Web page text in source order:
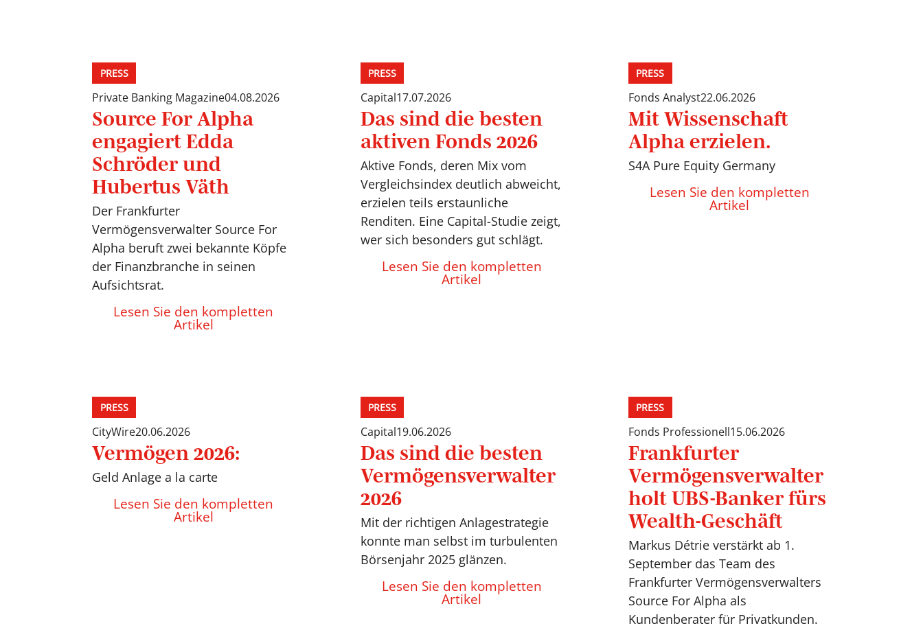
PRESS
Private Banking Magazine04.08.2026
Source For Alpha
engagiert Edda
Schröder und
Hubertus Väth
Der Frankfurter
Vermögensverwalter Source For
Alpha beruft zwei bekannte Köpfe
der Finanzbranche in seinen
Aufsichtsrat.
Lesen Sie den kompletten
Artikel
PRESS
Capital17.07.2026
Das sind die besten
aktiven Fonds 2026
Aktive Fonds, deren Mix vom
Vergleichsindex deutlich abweicht,
erzielen teils erstaunliche
Renditen. Eine Capital-Studie zeigt,
wer sich besonders gut schlägt.
Lesen Sie den kompletten
Artikel
PRESS
Fonds Analyst22.06.2026
Mit Wissenschaft
Alpha erzielen.
S4A Pure Equity Germany
Lesen Sie den kompletten
Artikel
PRESS
CityWire20.06.2026
Vermögen 2026:
Geld Anlage a la carte
Lesen Sie den kompletten
Artikel
PRESS
Capital19.06.2026
Das sind die besten
Vermögensverwalter
2026
Mit der richtigen Anlagestrategie
konnte man selbst im turbulenten
Börsenjahr 2025 glänzen.
Lesen Sie den kompletten
Artikel
PRESS
Fonds Professionell15.06.2026
Frankfurter
Vermögensverwalter
holt UBS-Banker fürs
Wealth-Geschäft
Markus Détrie verstärkt ab 1.
September das Team des
Frankfurter Vermögensverwalters
Source For Alpha als
Kundenberater für Privatkunden.